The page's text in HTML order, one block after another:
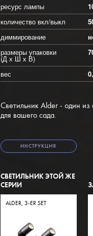
ресурс лампы
количество вкл/выкл
диммирование
размеры упаковки
(Д х Ш х В)
вес
Светильник Alder - один
для вашего сада.
ИНСТРУКЦИЯ
СВЕТИЛЬНИК ЭТОЙ ЖЕ
СЕРИИ
ALDER, 3-ER SET